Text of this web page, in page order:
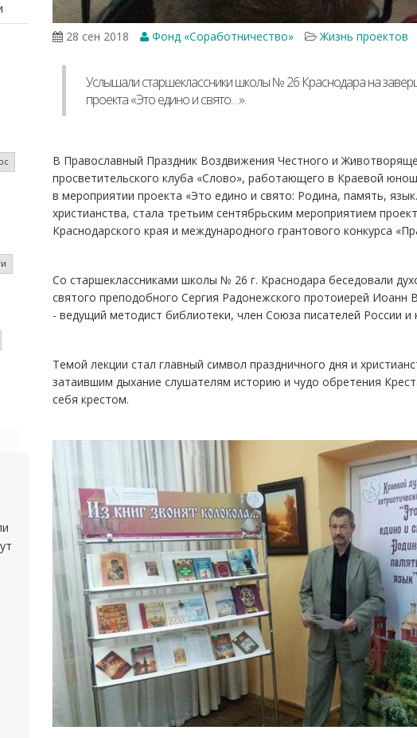
28 сен 2018 Фонд «Соработничество» Жизнь проектов
Услышали старшеклассники школы № 26 Краснодара на
проекта «Это едино и свято…».
В Православный Праздник Воздвижения Честного и
просветительского клуба «Слово», работающего в Краевой
в мероприятии проекта «Это едино и свято: Родина, память,
христианства, стала третьим сентябрьским мероприятием
Краснодарского края и международного грантового конкурса
Со старшеклассниками школы № 26 г. Краснодара беседовали
святого преподобного Сергия Радонежского протоиерей
- ведущий методист библиотеки, член Союза писателей России
Темой лекции стал главный символ праздничного дня и
затаившим дыхание слушателям историю и чудо обретения
себя крестом.